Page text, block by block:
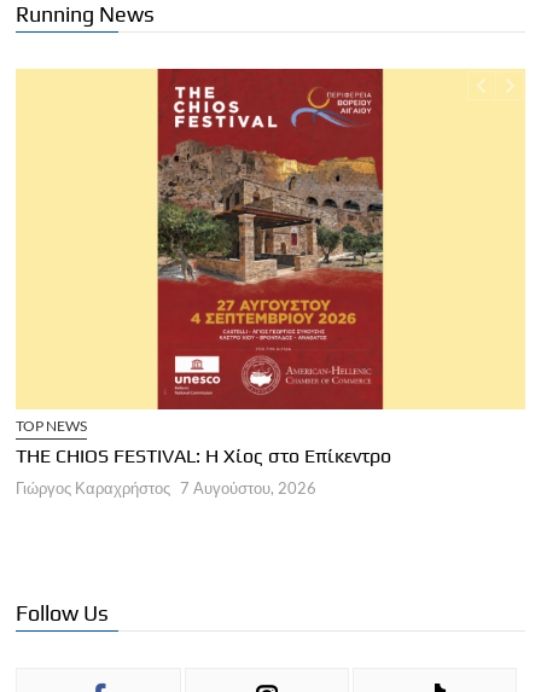
Running News
TOP NEWS
THE CHIOS FESTIVAL: Η Χίος στο Επίκεντρο
Γιώργος Καραχρήστος 7 Αυγούστου, 2026
Follow Us